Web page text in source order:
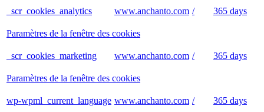
_scr_cookies_analytics www.anchanto.com / 365 days
Paramètres de la fenêtre des cookies
_scr_cookies_marketing www.anchanto.com / 365 days
Paramètres de la fenêtre des cookies
wp-wpml_current_language www.anchanto.com / 365 days